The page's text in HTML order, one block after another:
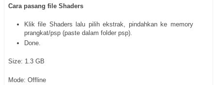
Cara pasang file Shaders
Klik file Shaders lalu pilih ekstrak, pindahkan ke memory
prangkat/psp (paste dalam folder psp).
Done.
Size: 1.3 GB
Mode: Offline